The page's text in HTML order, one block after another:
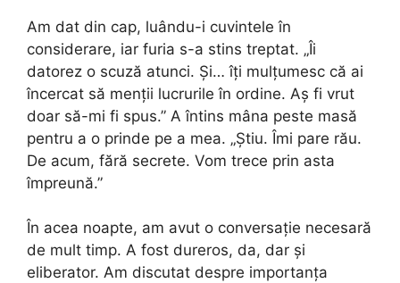
Am dat din cap, luându-i cuvintele în
considerare, iar furia s-a stins treptat. „Îi
datorez o scuză atunci. Și… îți mulțumesc că ai
încercat să menții lucrurile în ordine. Aș fi vrut
doar să-mi fi spus.” A întins mâna peste masă
pentru a o prinde pe a mea. „Știu. Îmi pare rău.
De acum, fără secrete. Vom trece prin asta
împreună.”
În acea noapte, am avut o conversație necesară
de mult timp. A fost dureros, da, dar și
eliberator. Am discutat despre importanța